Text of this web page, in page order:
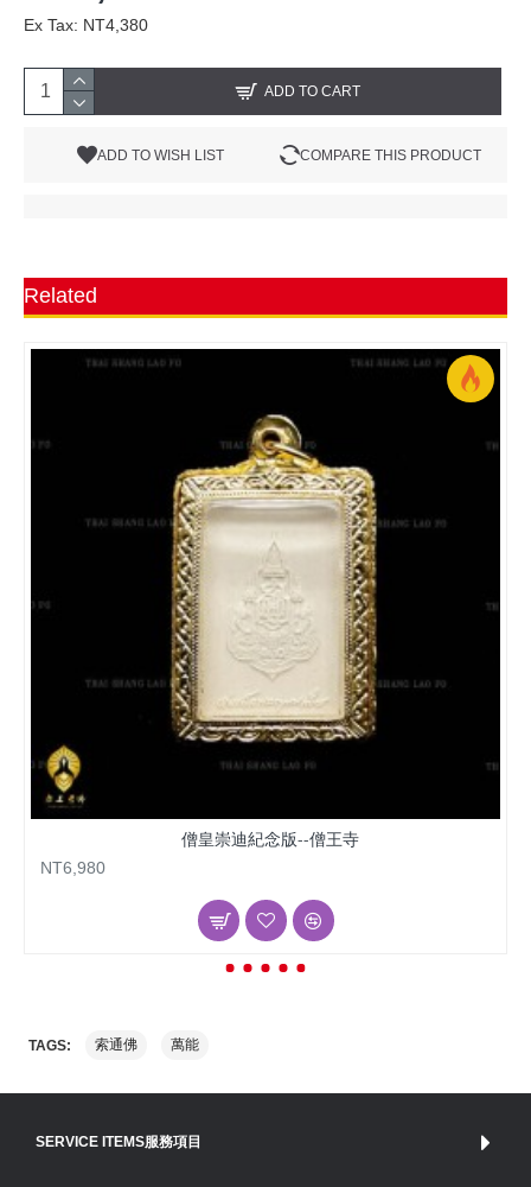
Ex Tax: NT4,380
ADD TO CART
ADD TO WISH LIST COMPARE THIS PRODUCT
Related
僧皇崇迪紀念版--僧王寺
NT6,980
TAGS: 索通佛 萬能
SERVICE ITEMS服務項目